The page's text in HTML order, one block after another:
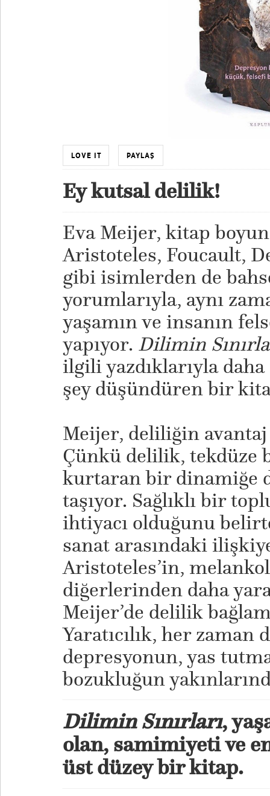
LOVE IT PAYLAŞ
Ey kutsal delilik!
Eva Meijer, kitap
Aristoteles, Foucault,
gibi isimlerden de
yorumlarıyla, aynı
yaşamın ve insanın
yapıyor. Dilimin
ilgili yazdıklarıyla
şey düşündüren bir
​Meijer, deliliğin
Çünkü delilik, tekdüze
kurtaran bir dinamiğe
taşıyor. Sağlıklı bir
ihtiyacı olduğunu
sanat arasındaki
Aristoteles’in,
diğerlerinden daha
Meijer’de delilik
Yaratıcılık, her zaman
depresyonun, yas
bozukluğun
Dilimin Sınırları,
olan, samimiyeti ve
üst düzey bir kitap.